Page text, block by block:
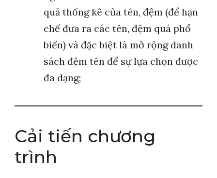
quả thống kê của tên, đệm (để hạn
chế đưa ra các tên, đệm quá phổ
biến) và đặc biệt là mở rộng danh
sách đệm tên để sự lựa chọn được
đa dạng;
Cải tiến chương
trình